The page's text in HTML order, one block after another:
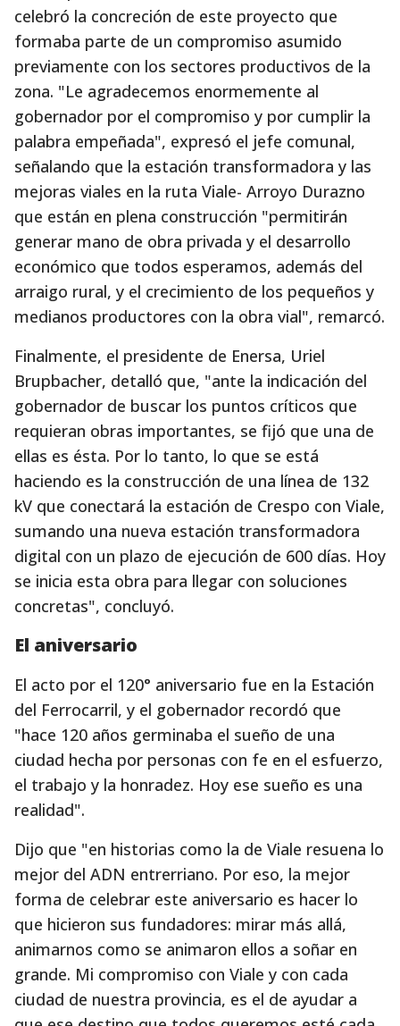
celebró la concreción de este proyecto que
formaba parte de un compromiso asumido
previamente con los sectores productivos de la
zona. "Le agradecemos enormemente al
gobernador por el compromiso y por cumplir la
palabra empeñada", expresó el jefe comunal,
señalando que la estación transformadora y las
mejoras viales en la ruta Viale- Arroyo Durazno
que están en plena construcción "permitirán
generar mano de obra privada y el desarrollo
económico que todos esperamos, además del
arraigo rural, y el crecimiento de los pequeños y
medianos productores con la obra vial", remarcó.
Finalmente, el presidente de Enersa, Uriel
Brupbacher, detalló que, "ante la indicación del
gobernador de buscar los puntos críticos que
requieran obras importantes, se fijó que una de
ellas es ésta. Por lo tanto, lo que se está
haciendo es la construcción de una línea de 132
kV que conectará la estación de Crespo con Viale,
sumando una nueva estación transformadora
digital con un plazo de ejecución de 600 días. Hoy
se inicia esta obra para llegar con soluciones
concretas", concluyó.
El aniversario
El acto por el 120° aniversario fue en la Estación
del Ferrocarril, y el gobernador recordó que
"hace 120 años germinaba el sueño de una
ciudad hecha por personas con fe en el esfuerzo,
el trabajo y la honradez. Hoy ese sueño es una
realidad".
Dijo que "en historias como la de Viale resuena lo
mejor del ADN entrerriano. Por eso, la mejor
forma de celebrar este aniversario es hacer lo
que hicieron sus fundadores: mirar más allá,
animarnos como se animaron ellos a soñar en
grande. Mi compromiso con Viale y con cada
ciudad de nuestra provincia, es el de ayudar a